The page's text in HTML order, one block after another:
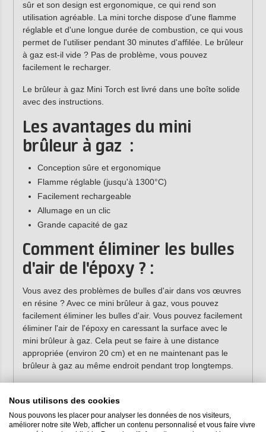
sûr et son design est ergonomique, ce qui rend son
utilisation agréable. La mini torche dispose d'une flamme
réglable et d'une longue durée de combustion, ce qui vous
permet de l'utiliser pendant 30 minutes d'affilée. Le brûleur
à gaz est-il vide ? Pas de problème, vous pouvez
facilement le recharger.
Le brûleur à gaz Mini Torch est livré dans une boîte solide
avec des instructions.
Les avantages du mini
brûleur à gaz :
Conception sûre et ergonomique
Flamme réglable (jusqu'à 1300°C)
Facilement rechargeable
Allumage en un clic
Grande capacité de gaz
Comment éliminer les bulles
d'air de l'époxy ? :
Vous avez des problèmes de bulles d'air dans vos œuvres
en résine ? Avec ce mini brûleur à gaz, vous pouvez
facilement éliminer les bulles d'air. Vous pouvez facilement
éliminer l'air de l'époxy en caressant la surface avec le
mini brûleur à gaz. Cela peut se faire à une distance
appropriée (environ 20 cm) et en ne maintenant pas le
brûleur à gaz au même endroit pendant trop longtemps.
vous courez le risque de brûler l'époxy jusqu'au moule.
L'époxy peut également devenir trop chaude en raison
d'une utilisation excessive du chalumeau, ce qui la fait
Nous utilisons des cookies
Nous pouvons les placer pour analyser les données de nos visiteurs,
améliorer notre site Web, afficher un contenu personnalisé et vous faire vivre